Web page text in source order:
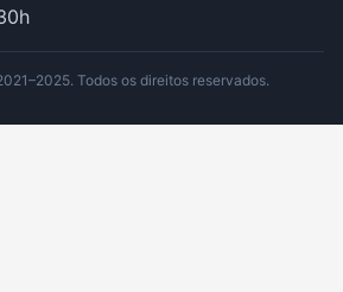
Todos os direitos reservados.